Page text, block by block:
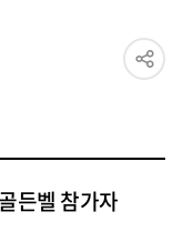
든벨 참가자